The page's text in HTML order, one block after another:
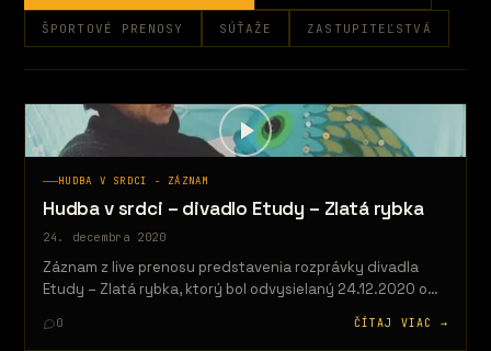
ŠPORTOVÉ PRENOSY SÚŤAŽE ZASTUPITEĽSTVÁ
HUDBA V SRDCI - ZÁZNAM
Hudba v srdci – divadlo Etudy – Zlatá rybka
24. decembra 2020
Záznam z live prenosu predstavenia rozprávky divadla
Etudy – Zlatá rybka, ktorý bol odvysielaný 24.12.2020 o
0 ČÍTAJ VIAC →